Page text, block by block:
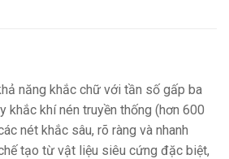
năng khắc chữ với tần số gấp ba
khắc khí nén truyền thống (hơn 600
nét khắc sâu, rõ ràng và nhanh
tạo từ vật liệu siêu cứng đặc biệt,